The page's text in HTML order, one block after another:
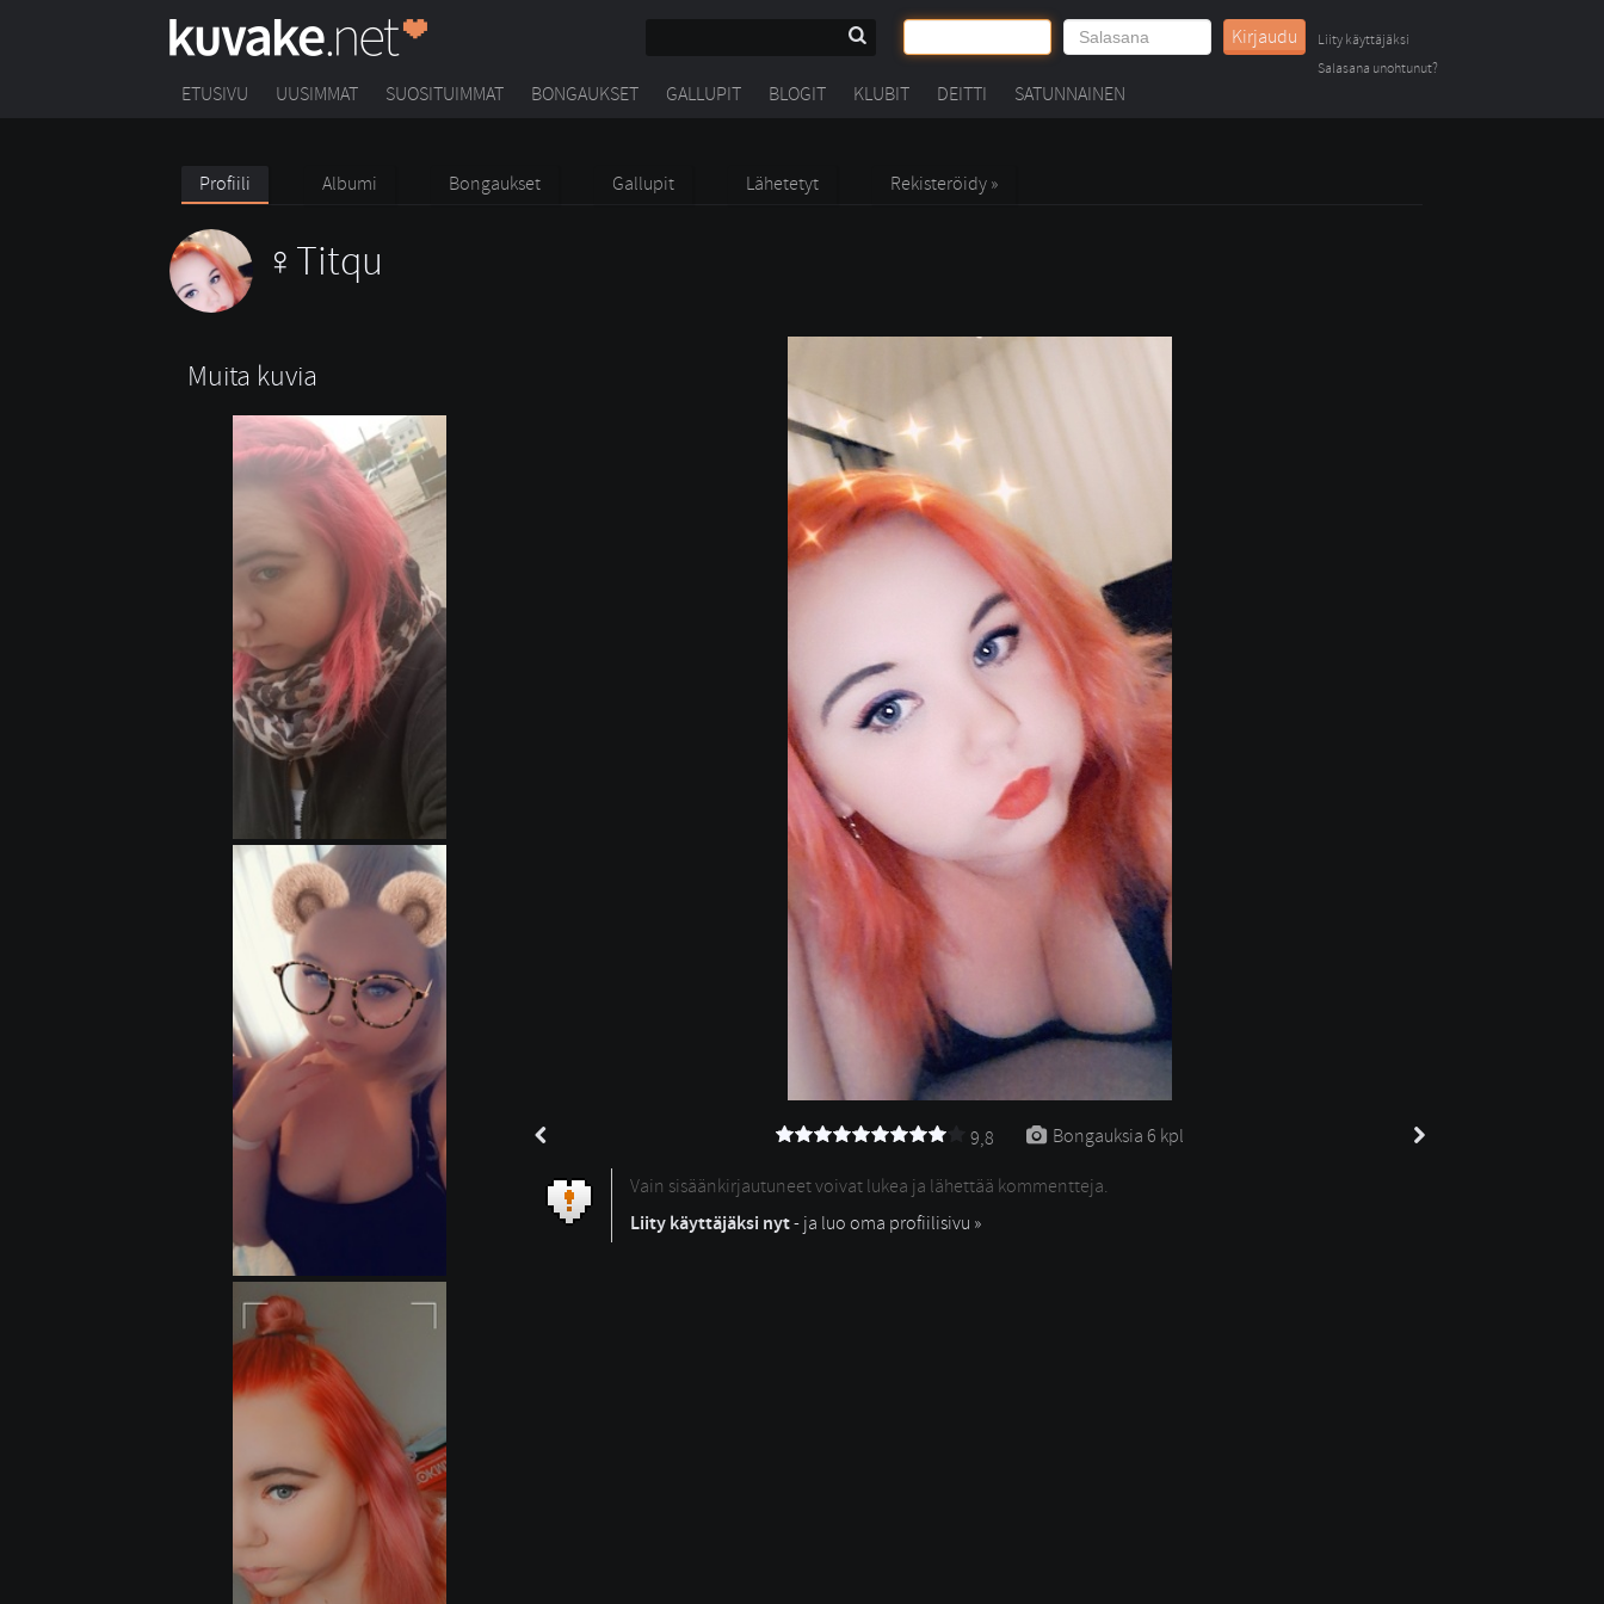
Kirjaudu
Liity käyttäjäksi
Salasana unohtunut?
ETUSIVU UUSIMMAT SUOSITUIMMAT BONGAUKSET GALLUPIT BLOGIT KLUBIT DEITTI SATUNNAINEN
Profiili Albumi Bongaukset Gallupit Lähetetyt Rekisteröidy »
Titqu
Muita kuvia
9,8 Bongauksia 6 kpl
Vain sisäänkirjautuneet voivat lukea ja lähettää kommentteja.
Liity käyttäjäksi nyt- ja luo oma profiilisivu »